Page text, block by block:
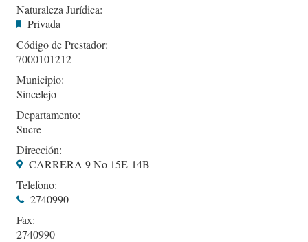
Naturaleza Jurídica:
Privada
Código de Prestador:
7000101212
Municipio:
Sincelejo
Departamento:
Sucre
Dirección:
CARRERA 9 No 15E-14B
Telefono:
2740990
Fax:
2740990